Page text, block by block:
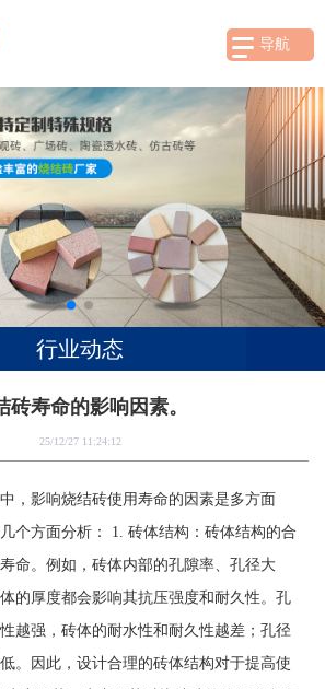
导航
行业动态
砖寿命的影响因素。
25/12/27 11:24:12
，影响烧结砖使用寿命的因素是多方面
个方面分析： 1. 砖体结构：砖体结构的合
命。例如，砖体内部的孔隙率、孔径大
的厚度都会影响其抗压强度和耐久性。孔
越强，砖体的耐水性和耐久性越差；孔径
。因此，设计合理的砖体结构对于提高使